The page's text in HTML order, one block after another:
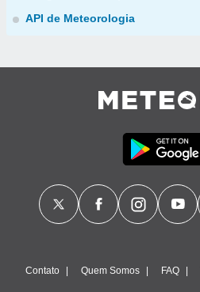
API de Meteorologia
Contato Quem Somos FAQ